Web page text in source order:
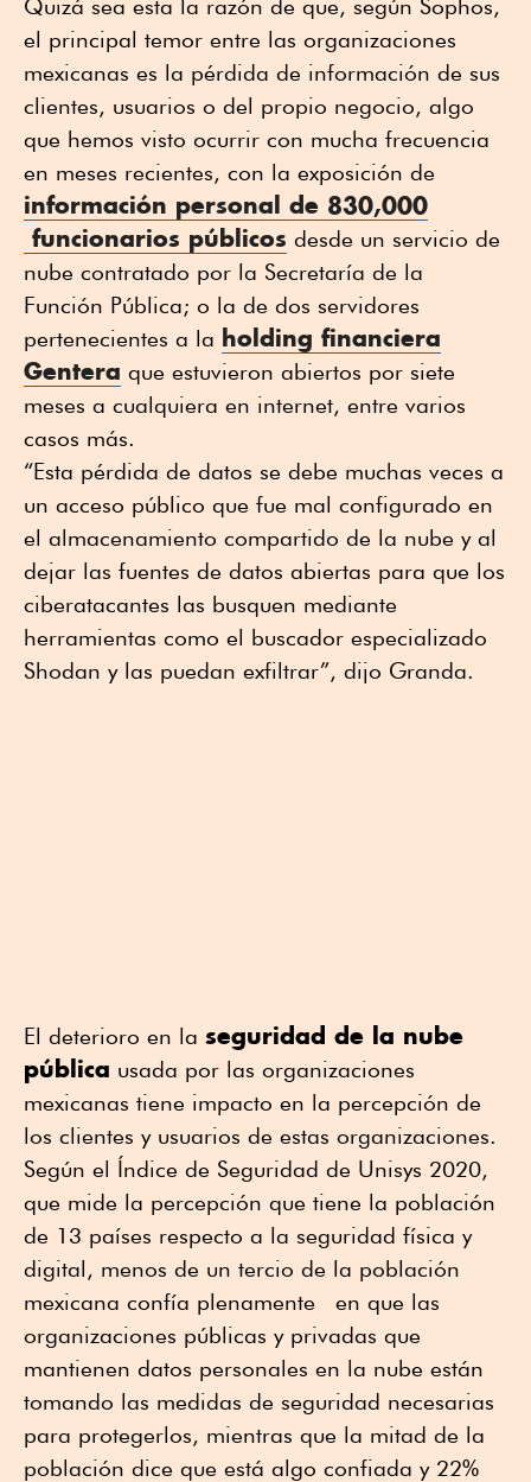
Quizá sea esta la razón de que, según Sophos,
el principal temor entre las organizaciones
mexicanas es la pérdida de información de sus
clientes, usuarios o del propio negocio, algo
que hemos visto ocurrir con mucha frecuencia
en meses recientes, con la exposición de
información personal de 830,000
funcionarios públicos desde un servicio de
nube contratado por la Secretaría de la
Función Pública; o la de dos servidores
pertenecientes a la holding financiera
Gentera que estuvieron abiertos por siete
meses a cualquiera en internet, entre varios
casos más.
“Esta pérdida de datos se debe muchas veces a
un acceso público que fue mal configurado en
el almacenamiento compartido de la nube y al
dejar las fuentes de datos abiertas para que los
ciberatacantes las busquen mediante
herramientas como el buscador especializado
Shodan y las puedan exfiltrar”, dijo Granda.
El deterioro en la seguridad de la nube
pública usada por las organizaciones
mexicanas tiene impacto en la percepción de
los clientes y usuarios de estas organizaciones.
Según el Índice de Seguridad de Unisys 2020,
que mide la percepción que tiene la población
de 13 países respecto a la seguridad física y
digital, menos de un tercio de la población
mexicana confía plenamente en que las
organizaciones públicas y privadas que
mantienen datos personales en la nube están
tomando las medidas de seguridad necesarias
para protegerlos, mientras que la mitad de la
población dice que está algo confiada y 22%